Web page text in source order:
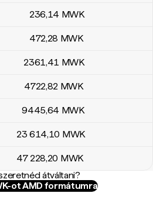
236,14 MWK
472,28 MWK
2361,41 MWK
4722,82 MWK
9445,64 MWK
23 614,10 MWK
47 228,20 MWK
átváltani?
ot AMD formátumra